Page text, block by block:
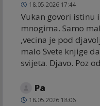
18.05.2026 17:44
Vukan govori istinu
mnogima. Samo
,vecina je pod
malo Svete knjige
svijeta. Djavo. Poz
Pa
18.05.2026 18:06